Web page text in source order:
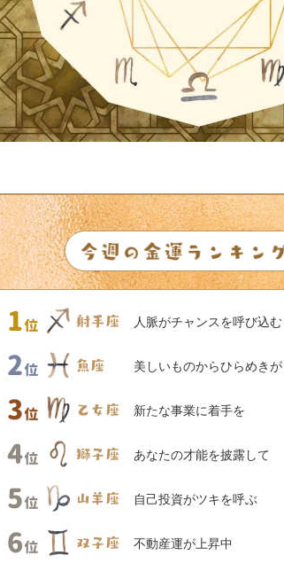
人脈がチャンスを呼び込む
美しいものからひらめきが
新たな事業に着手を
あなたの才能を披露して
自己投資がツキを呼ぶ
不動産運が上昇中